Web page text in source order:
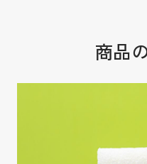
商品